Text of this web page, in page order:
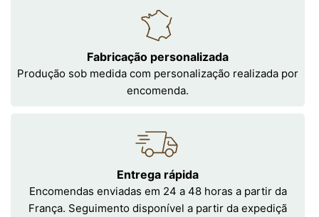
Fabricação personalizada
Produção sob medida com personalização realizada por
encomenda.
Entrega rápida
Encomendas enviadas em 24 a 48 horas a partir da
França. Seguimento disponível a partir da expediçã